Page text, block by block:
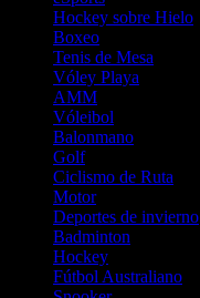
Hockey sobre Hielo
Boxeo
Tenis de Mesa
Vóley Playa
AMM
Vóleibol
Balonmano
Golf
Ciclismo de Ruta
Motor
Deportes de invierno
Badminton
Hockey
Fútbol Australiano